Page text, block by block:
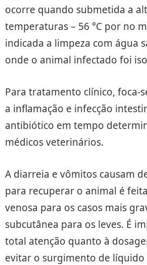
ocorre quando submetida a
temperaturas – 56 °C por no
indicada a limpeza com água
onde o animal infectado foi
Para tratamento clínico, foca-
a inflamação e infecção
antibiótico em tempo
médicos veterinários.
A diarreia e vômitos causam
para recuperar o animal é
venosa para os casos mais
subcutânea para os leves. É
total atenção quanto à
evitar o surgimento de líquido